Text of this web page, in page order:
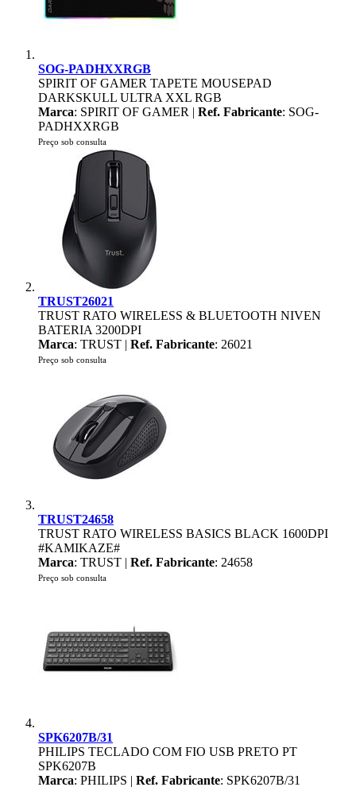
SOG-PADHXXRGB
SPIRIT OF GAMER TAPETE MOUSEPAD
DARKSKULL ULTRA XXL RGB
Marca: SPIRIT OF GAMER | Ref. Fabricante: SOG-
PADHXXRGB
Preço sob consulta
TRUST26021
TRUST RATO WIRELESS & BLUETOOTH NIVEN
BATERIA 3200DPI
Marca: TRUST | Ref. Fabricante: 26021
Preço sob consulta
TRUST24658
TRUST RATO WIRELESS BASICS BLACK 1600DPI
#KAMIKAZE#
Marca: TRUST | Ref. Fabricante: 24658
Preço sob consulta
SPK6207B/31
PHILIPS TECLADO COM FIO USB PRETO PT
SPK6207B
Marca: PHILIPS | Ref. Fabricante: SPK6207B/31